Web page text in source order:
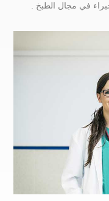
في مجال الطبخ .